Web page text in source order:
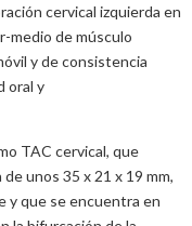
cervical izquierda en
medio de músculo
y de consistencia
oral y
TAC cervical, que
unos 35 x 21 x 19 mm,
y que se encuentra en